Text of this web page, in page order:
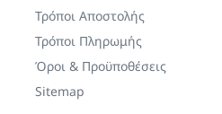
Τρόποι Αποστολής
Τρόποι Πληρωμής
Όροι & Προϋποθέσεις
Sitemap